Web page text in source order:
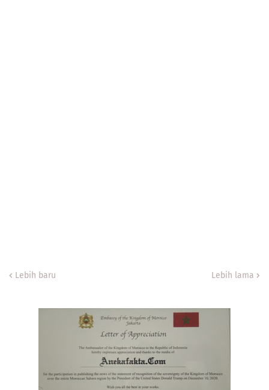
Lebih baru Lebih lama